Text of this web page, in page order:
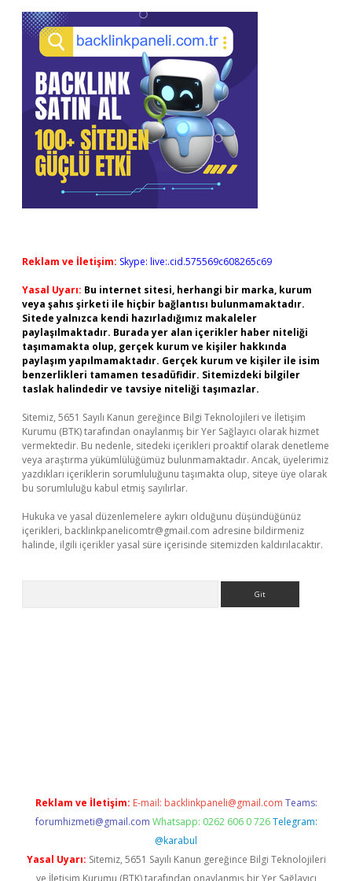
Reklam ve İletişim: Skype: live:.cid.575569c608265c69
Yasal Uyarı: Bu internet sitesi, herhangi bir marka, kurum
veya şahıs şirketi ile hiçbir bağlantısı bulunmamaktadır.
Sitede yalnızca kendi hazırladığımız makaleler
paylaşılmaktadır. Burada yer alan içerikler haber niteliği
taşımamakta olup, gerçek kurum ve kişiler hakkında
paylaşım yapılmamaktadır. Gerçek kurum ve kişiler ile isim
benzerlikleri tamamen tesadüfidir. Sitemizdeki bilgiler
taslak halindedir ve tavsiye niteliği taşımazlar.
Sitemiz, 5651 Sayılı Kanun gereğince Bilgi Teknolojileri ve İletişim
Kurumu (BTK) tarafından onaylanmış bir Yer Sağlayıcı olarak hizmet
vermektedir. Bu nedenle, sitedeki içerikleri proaktif olarak denetleme
veya araştırma yükümlülüğümüz bulunmamaktadır. Ancak, üyelerimiz
yazdıkları içeriklerin sorumluluğunu taşımakta olup, siteye üye olarak
bu sorumluluğu kabul etmiş sayılırlar.
Hukuka ve yasal düzenlemelere aykırı olduğunu düşündüğünüz
içerikleri, backlinkpanelicomtr@gmail.com adresine bildirmeniz
halinde, ilgili içerikler yasal süre içerisinde sitemizden kaldırılacaktır.
Reklam ve İletişim: E-mail: backlinkpaneli@gmail.com Teams:
forumhizmeti@gmail.com Whatsapp: 0262 606 0 726 Telegram:
@karabul
Yasal Uyarı: Sitemiz, 5651 Sayılı Kanun gereğince Bilgi Teknolojileri
ve İletişim Kurumu (BTK) tarafından onaylanmış bir Yer Sağlayıcı